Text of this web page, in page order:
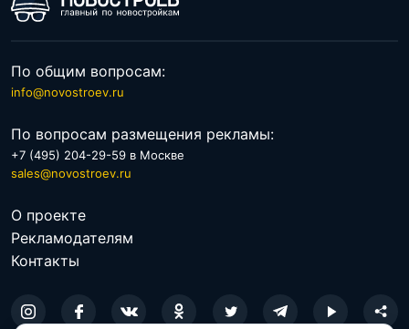
По общим вопросам:
info@novostroev.ru
По вопросам размещения рекламы:
+7 (495) 204-29-59 в Москве
sales@novostroev.ru
О проекте
Рекламодателям
Контакты